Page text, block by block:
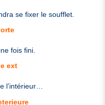
se fixer le soufflet.
fois fini.
l’intérieur…